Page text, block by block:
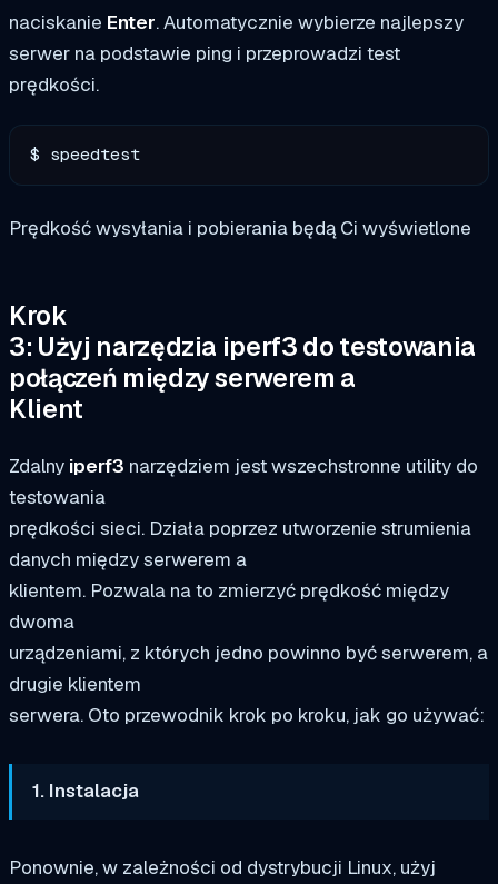
naciskanie Enter. Automatycznie wybierze najlepszy
serwer na podstawie ping i przeprowadzi test
prędkości.
$ speedtest
Prędkość wysyłania i pobierania będą Ci wyświetlone
Krok
3: Użyj narzędzia iperf3 do testowania
połączeń między serwerem a
Klient
Zdalny iperf3 narzędziem jest wszechstronne utility do
testowania
prędkości sieci. Działa poprzez utworzenie strumienia
danych między serwerem a
klientem. Pozwala na to zmierzyć prędkość między
dwoma
urządzeniami, z których jedno powinno być serwerem, a
drugie klientem
serwera. Oto przewodnik krok po kroku, jak go używać:
1. Instalacja
Ponownie, w zależności od dystrybucji Linux, użyj